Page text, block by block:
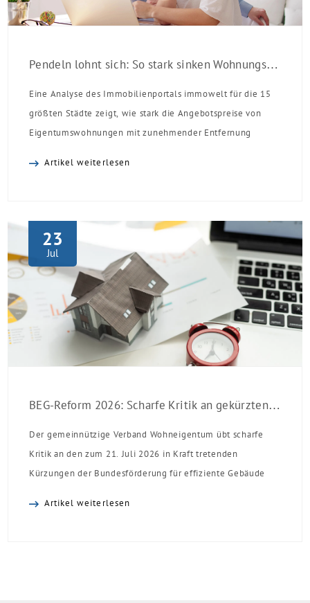
Pendeln lohnt sich: So stark sinken Wohnungspreise im Umland
Eine Analyse des Immobilienportals immowelt für die 15
größten Städte zeigt, wie stark die Angebotspreise von
Eigentumswohnungen mit zunehmender Entfernung
Artikel weiterlesen
23
Jul
BEG-Reform 2026: Scharfe Kritik an gekürzten Sanierungsförderungen
Der gemeinnützige Verband Wohneigentum übt scharfe
Kritik an den zum 21. Juli 2026 in Kraft tretenden
Kürzungen der Bundesförderung für effiziente Gebäude
Artikel weiterlesen